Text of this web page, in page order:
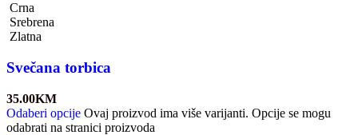
Crna
Srebrena
Zlatna
Svečana torbica
35.00KM
Odaberi opcije Ovaj proizvod ima više varijanti. Opcije se mogu
odabrati na stranici proizvoda